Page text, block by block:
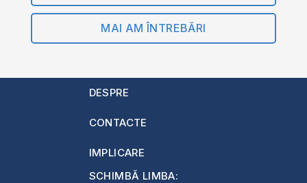
MAI AM ÎNTREBĂRI
DESPRE
CONTACTE
IMPLICARE
SCHIMBĂ LIMBA: